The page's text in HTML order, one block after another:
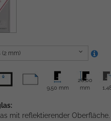
(2 mm)
9,50 mm
26,00
mm
mit reflektierender